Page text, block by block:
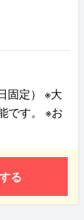
固定） ※大
です。 ※お
る